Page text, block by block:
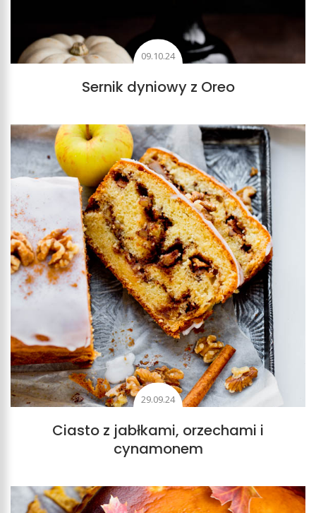
09.10.24
Sernik dyniowy z Oreo
29.09.24
Ciasto z jabłkami, orzechami i
cynamonem